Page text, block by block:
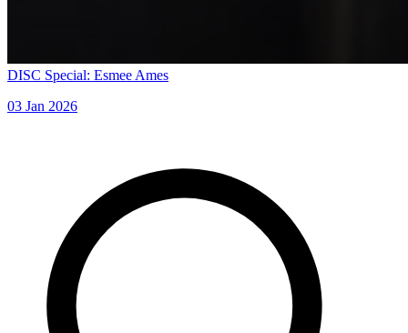
DISC Special: Esmee Ames
03 Jan 2026